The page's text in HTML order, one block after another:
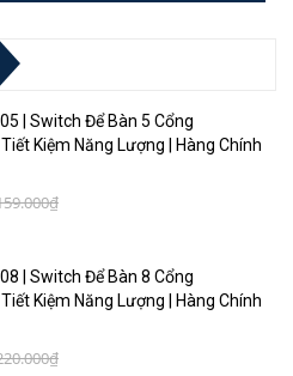
| Switch Để Bàn 5 Cổng
Kiệm Năng Lượng | Hàng Chính
| Switch Để Bàn 8 Cổng
Kiệm Năng Lượng | Hàng Chính